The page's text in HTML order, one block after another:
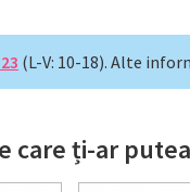
(L-V: 10-18). Alte
care ți-ar